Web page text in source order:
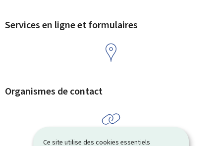
Ce site utilise des cookies essentiels
Services en ligne et formulaires
Organismes de contact